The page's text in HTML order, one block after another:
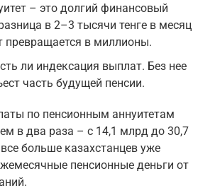
– это долгий финансовый
в 2–3 тысячи тенге в месяц
превращается в миллионы.
ли индексация выплат. Без нее
часть будущей пенсии.
по пенсионным аннуитетам
в два раза – с 14,1 млрд до 30,7
больше казахстанцев уже
пенсионные деньги от